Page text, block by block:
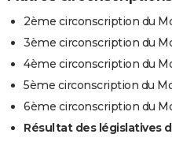
2ème circonscription du
3ème circonscription du
4ème circonscription du
5ème circonscription du
6ème circonscription du
Résultat des législatives